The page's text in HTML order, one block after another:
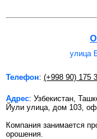
улица
Телефон: (+998 90) 175
Адрес: Узбекистан,
Йули улица, дом 103,
Компания занимается
орошения.